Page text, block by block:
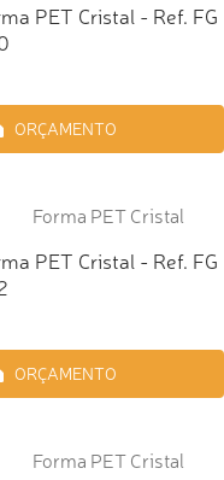
PET Cristal - Ref. FG
ORÇAMENTO
PET Cristal - Ref. FG
ORÇAMENTO